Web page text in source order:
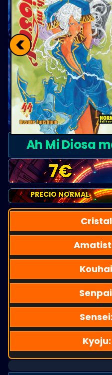
<
Ah Mi Diosa
7€
PRECIO NORMAL
Sensei:
Kyoju: